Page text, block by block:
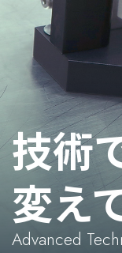
技術
変え
Advanced